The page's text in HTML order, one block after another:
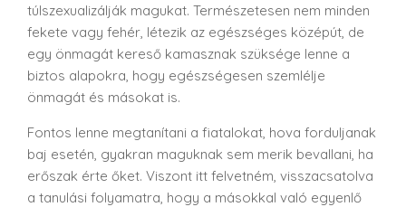
túlszexualizálják magukat. Természetesen nem minden
fekete vagy fehér, létezik az egészséges középút, de
egy önmagát kereső kamasznak szüksége lenne a
biztos alapokra, hogy egészségesen szemlélje
önmagát és másokat is.
Fontos lenne megtanítani a fiatalokat, hova forduljanak
baj esetén, gyakran maguknak sem merik bevallani, ha
erőszak érte őket. Viszont itt felvetném, visszacsatolva
a tanulási folyamatra, hogy a másokkal való egyenlő